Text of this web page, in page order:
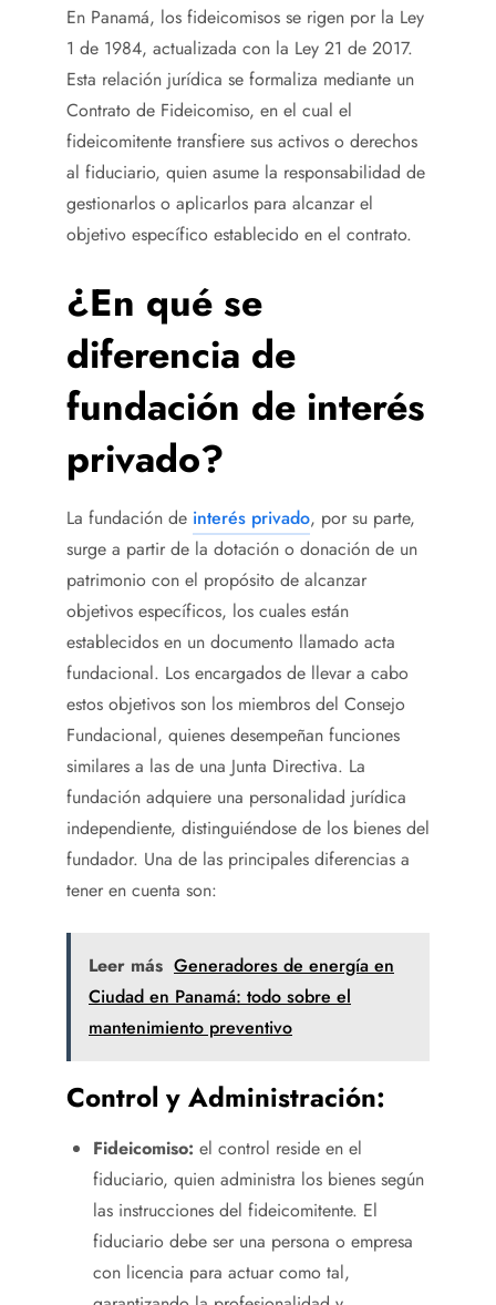
En Panamá, los fideicomisos se rigen por la Ley
1 de 1984, actualizada con la Ley 21 de 2017.
Esta relación jurídica se formaliza mediante un
Contrato de Fideicomiso, en el cual el
fideicomitente transfiere sus activos o derechos
al fiduciario, quien asume la responsabilidad de
gestionarlos o aplicarlos para alcanzar el
objetivo específico establecido en el contrato.
¿En qué se
diferencia de
fundación de interés
privado?
La fundación de interés privado, por su parte,
surge a partir de la dotación o donación de un
patrimonio con el propósito de alcanzar
objetivos específicos, los cuales están
establecidos en un documento llamado acta
fundacional. Los encargados de llevar a cabo
estos objetivos son los miembros del Consejo
Fundacional, quienes desempeñan funciones
similares a las de una Junta Directiva. La
fundación adquiere una personalidad jurídica
independiente, distinguiéndose de los bienes del
fundador. Una de las principales diferencias a
tener en cuenta son:
Leer más Generadores de energía en
Ciudad en Panamá: todo sobre el
mantenimiento preventivo
Control y Administración:
Fideicomiso: el control reside en el
fiduciario, quien administra los bienes según
las instrucciones del fideicomitente. El
fiduciario debe ser una persona o empresa
con licencia para actuar como tal,